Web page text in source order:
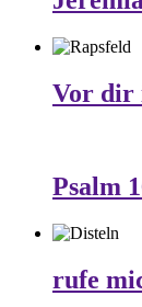
Vor dir
Psalm
rufe